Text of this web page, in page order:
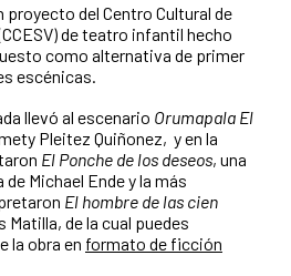
proyecto del Centro Cultural de
de teatro infantil hecho
como alternativa de primer
escénicas.
llevó al escenario Orumapala El
Pleitez Quiñonez, y en la
El Ponche de los deseos, una
Michael Ende y la más
El hombre de las cien
Matilla, de la cual puedes
la obra en formato de ficción